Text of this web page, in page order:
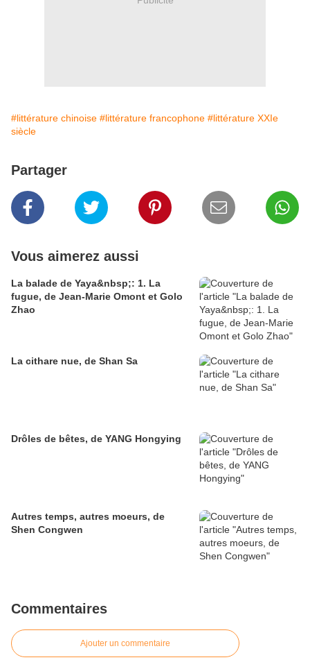
#littérature chinoise #littérature francophone #littérature XXIe
siècle
Partager
Vous aimerez aussi
La balade de Yaya&nbsp;: 1. La
fugue, de Jean-Marie Omont et Golo
Zhao
La cithare nue, de Shan Sa
Drôles de bêtes, de YANG Hongying
Autres temps, autres moeurs, de
Shen Congwen
Commentaires
Ajouter un commentaire